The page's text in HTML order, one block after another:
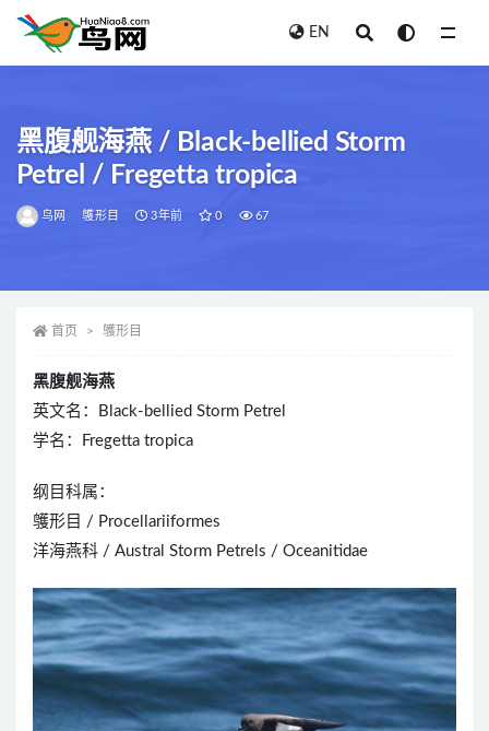
EN
黑腹舰海燕 / Black-bellied Storm
Petrel / Fregetta tropica
鸟网 鹱形目 3年前 0 67
首页 鹱形目
黑腹舰海燕
英文名：Black-bellied Storm Petrel
学名：Fregetta tropica
纲目科属：
鹱形目 / Procellariiformes
洋海燕科 / Austral Storm Petrels / Oceanitidae